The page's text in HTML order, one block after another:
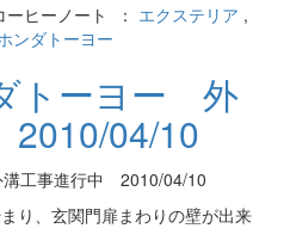
ヒーノート ： エクステリア ,
ンダトーヨー
トーヨー 外
04/10
り、玄関門扉まわりの壁が出来